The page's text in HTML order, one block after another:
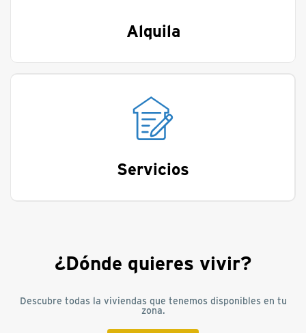
Alquila
Servicios
¿Dónde quieres vivir?
Descubre todas la viviendas que tenemos disponibles en tu
zona.